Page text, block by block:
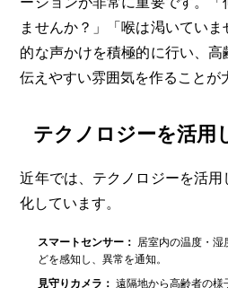
ませんか？」「喉は渇いてい
的な声かけを積極的に行い、
伝えやすい雰囲気を作ることが
テクノロジーを活用
近年では、テクノロジーを活用
化しています。
スマートセンサー： 居室内の温度・
どを感知し、異常を通知。
見守りカメラ： 遠隔地から高齢者の様